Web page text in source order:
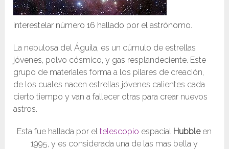
interestelar número 16 hallado por el astrónomo.
La nebulosa del Águila, es un cúmulo de estrellas
jóvenes, polvo cósmico, y gas resplandeciente. Este
grupo de materiales forma a los pilares de creación,
de los cuales nacen estrellas jóvenes calientes cada
cierto tiempo y van a fallecer otras para crear nuevos
astros.
Esta fue hallada por eltelescopio espacial Hubbleen
1995, y es considerada una de las mas bella y